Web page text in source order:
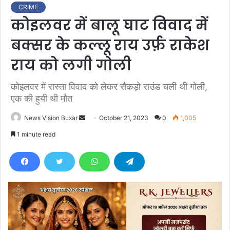
CRIME
कोइलवर में बालू घाट विवाद में
बक्सर के कल्लू राय उर्फ़ राकेश
राय को लगी गोली
कोइलवर में रास्ता विवाद को लेकर सैकड़ो राउंड चली थी गोली,
एक की हुयी थी मौत
News Vision Buxar
d
e
m
a
October 21, 2023 0 1,005
1 minute read